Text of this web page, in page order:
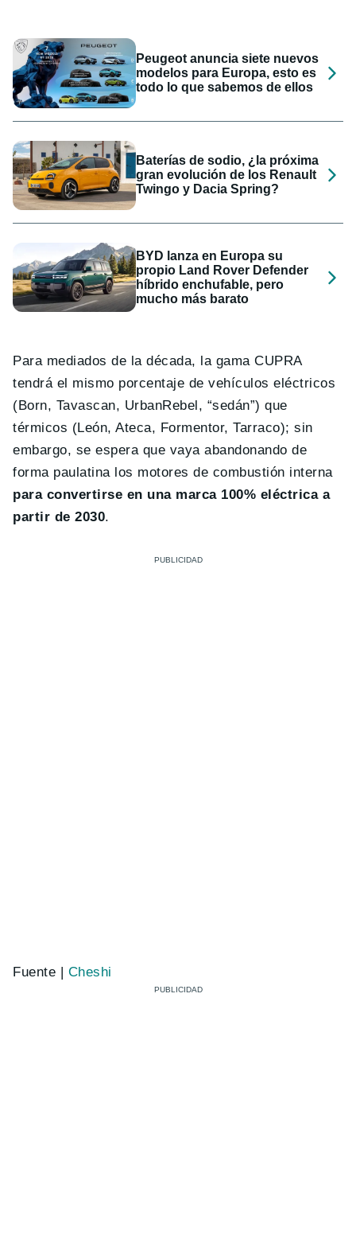
Peugeot anuncia siete nuevos
modelos para Europa, esto es
todo lo que sabemos de ellos
Baterías de sodio, ¿la próxima
gran evolución de los Renault
Twingo y Dacia Spring?
BYD lanza en Europa su
propio Land Rover Defender
híbrido enchufable, pero
mucho más barato
Para mediados de la década, la gama CUPRA
tendrá el mismo porcentaje de vehículos eléctricos
(Born, Tavascan, UrbanRebel, “sedán”) que
térmicos (León, Ateca, Formentor, Tarraco); sin
embargo, se espera que vaya abandonando de
forma paulatina los motores de combustión interna
para convertirse en una marca 100% eléctrica a
partir de 2030.
Fuente | Cheshi